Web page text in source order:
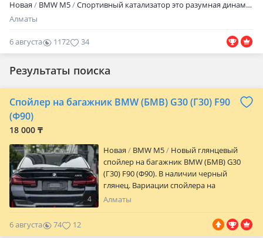
Новая BMW M5
Спортивный катализатор это разумная динамичная альтернатива для тех, кто хочет увеличить пропускную способность выхлопной системы и мощность своего автомобиля. При желании спортивный каталитический преобразователь можно использовать вместо штатного, но эффективнее будет поставить его при создании выхлопной системы под ключ. После установки этого агрегата вы взгляните на потенциал вашего автомобиля по-новому. Замена катализатора на спортивный дает ощутимый прирост в мощности;
Алматы
6 августа 1172 34
Результаты поиска
Спойлер на багажник BMW (БМВ) G30 (Г30) F90
(Ф90)
18 000 ₸
4
Новая BMW M5
Новый глянцевый
спойлер на багажник BMW (БМВ) G30
(Г30) F90 (Ф90). В наличии черный
глянец. Вариации спойлера на
фотографиях Насчет других деталей
детали из карбона. Пишите в любое
время. Возможна оплата с помощью
Алматы
6 августа 74 12